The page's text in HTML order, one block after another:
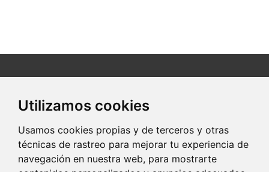
Utilizamos cookies
Usamos cookies propias y de terceros y otras
técnicas de rastreo para mejorar tu experiencia de
navegación en nuestra web, para mostrarte
Avenida Cardenal Cisneros, 15
34004 Palencia (Palencia)
622 7... Clic para ver